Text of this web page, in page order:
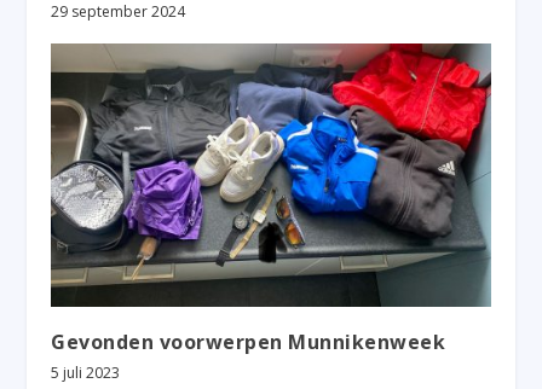
29 september 2024
Gevonden voorwerpen Munnikenweek
5 juli 2023